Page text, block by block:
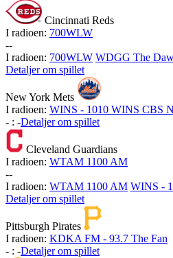
Cincinnati Reds
I radioen: 700WLW
--
I radioen: 700WLW WDGG The
Detaljer om spillet
New York Mets
I radioen: WINS - 1010 WINS CBS
- : -Detaljer om spillet
Cleveland Guardians
I radioen: WTAM 1100 AM
--
I radioen: WTAM 1100 AM WINS -
Detaljer om spillet
Pittsburgh Pirates
I radioen: KDKA FM - 93.7 The Fan
- : -Detaljer om spillet